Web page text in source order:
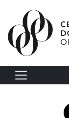
Vés al contingut
Navegació